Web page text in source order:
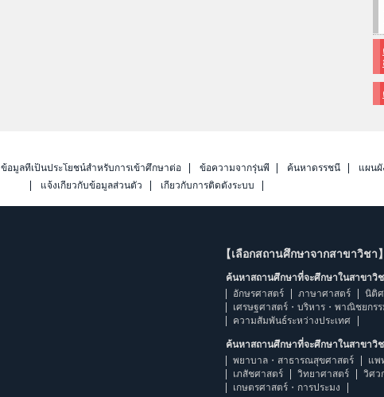
ข้อมูลที่เป็นประโยชน์สำหรับการเข้าศึกษาต่อ ข้อความจากรุ่นพี่ ค้นหาดรรชนี แผนผั
แจ้งเกี่ยวกับข้อมูลส่วนตัว
เกี่ยวกับการติดตั้งระบบ
【เลือกสถานศึกษาจากสาขาวิชา】
ค้นหาสถานศึกษาที่จะศึกษาในสาขาวิ
อักษรศาสตร์
ภาษาศาสตร์
นิติ
เศรษฐศาสตร์・บริหาร・พาณิชยกร
ความสัมพันธ์ระหว่างประเทศ
ค้นหาสถานศึกษาที่จะศึกษาในสาขาวิ
พยาบาล・สาธารณสุขศาสตร์
แพ
เภสัชศาสตร์
วิทยาศาสตร์
วิศว
เกษตรศาสตร์・การประมง